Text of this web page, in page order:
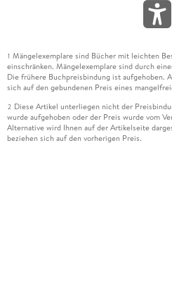
1 Mängelexemplare sind Bücher mit leichten
einschränken. Mängelexemplare sind durch
Die frühere Buchpreisbindung ist aufgehoben.
sich auf den gebundenen Preis eines
2 Diese Artikel unterliegen nicht der
wurde aufgehoben oder der Preis wurde vom
Alternative wird Ihnen auf der Artikelseite
beziehen sich auf den vorherigen Preis.